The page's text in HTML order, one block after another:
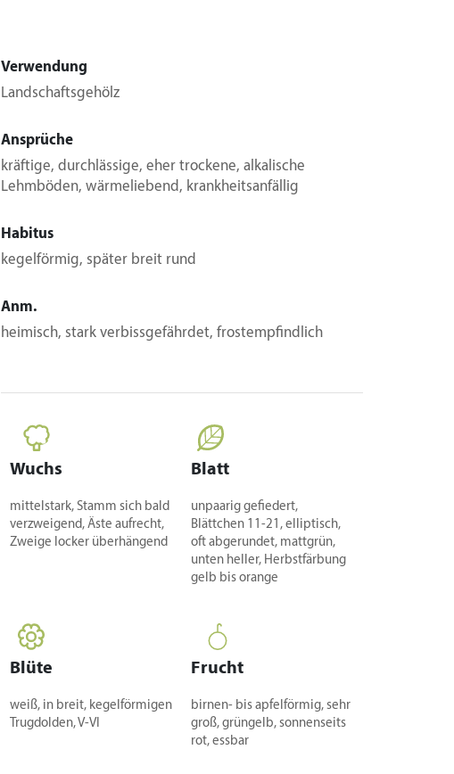
Verwendung
Landschaftsgehölz
Ansprüche
kräftige, durchlässige, eher trockene, alkalische
Lehmböden, wärmeliebend, krankheitsanfällig
Habitus
kegelförmig, später breit rund
Anm.
heimisch, stark verbissgefährdet, frostempfindlich
Wuchs
mittelstark, Stamm sich bald
verzweigend, Äste aufrecht,
Zweige locker überhängend
Blatt
unpaarig gefiedert,
Blättchen 11-21, elliptisch,
oft abgerundet, mattgrün,
unten heller, Herbstfärbung
gelb bis orange
Blüte
weiß, in breit, kegelförmigen
Trugdolden, V-VI
Frucht
birnen- bis apfelförmig, sehr
groß, grüngelb, sonnenseits
rot, essbar